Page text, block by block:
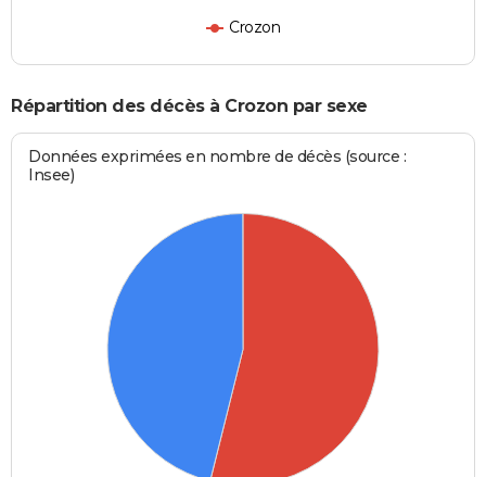
Crozon
Répartition des décès à Crozon par sexe
Données exprimées en nombre de décès (source :
Insee)